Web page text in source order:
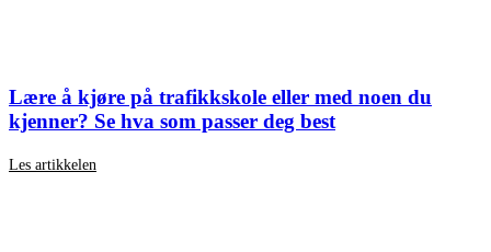
Lære å kjøre på trafikkskole eller med noen du
kjenner? Se hva som passer deg best
Les artikkelen